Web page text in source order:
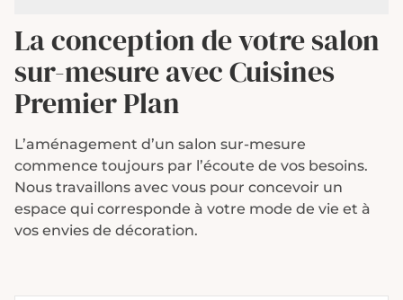
La conception de votre salon
sur-mesureavec Cuisines
Premier Plan
L’aménagement d’un salon sur-mesure
commence toujours par l’écoute de vos besoins.
Nous travaillons avec vous pour concevoir un
espace qui corresponde à votre mode de vie et à
vos envies de décoration.